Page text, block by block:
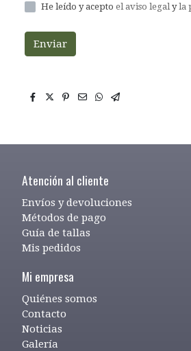
He leído y acepto el aviso legal yla
Enviar
Atención al cliente
Envíos y devoluciones
Métodos de pago
Guía de tallas
Mis pedidos
Mi empresa
Quiénes somos
Contacto
Noticias
Galería